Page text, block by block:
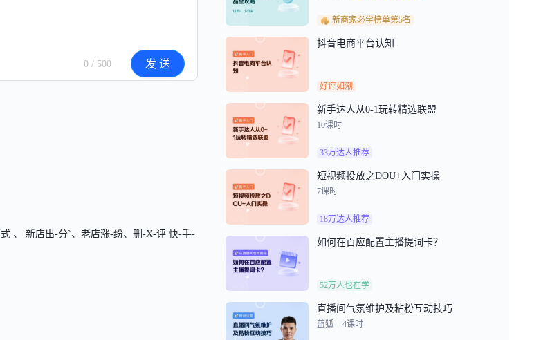
发 送
、 新店出-分`、老店涨-纷、删-X-评 快-手-
新商家必学榜单第5名
抖音电商平台认知
好评如潮
新手达人从0-1玩转精选联盟
10课时
33万达人推荐
短视频投放之DOU+入门实操
7课时
18万达人推荐
如何在百应配置主播提词卡？
52万人也在学
直播间气氛维护及粘粉互动技巧
蓝狐 4课时